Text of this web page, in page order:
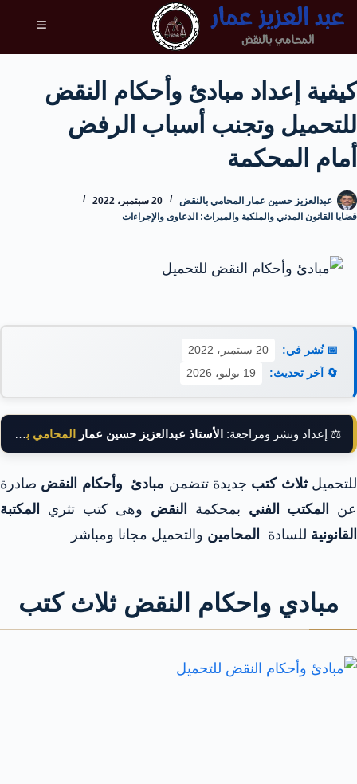
كيفية إعداد مبادئ وأحكام النقض
للتحميل وتجنب أسباب الرفض
أمام المحكمة
عبدالعزيز حسين عمار المحامي بالنقض
20 سبتمبر، 2022
قضايا القانون المدني والملكية والميراث: الدعاوى والإجراءات
📅 نُشر في:
20 سبتمبر، 2022
🔄 آخر تحديث:
19 يوليو، 2026
⚖️ إعداد ونشر ومراجعة: الأستاذ عبدالعزيز حسين عمار المحامي بالنقض
للتحميلثلاث كتب جديدة تتضمن مبادئ وأحكام النقض صادرة
عن
المكتب الفني بمحكمة النقض وهى كتب تثري
المكتبة
القانونية للسادة المحامين والتحميل مجانا ومباشر
مبادي واحكام النقض ثلاث كتب